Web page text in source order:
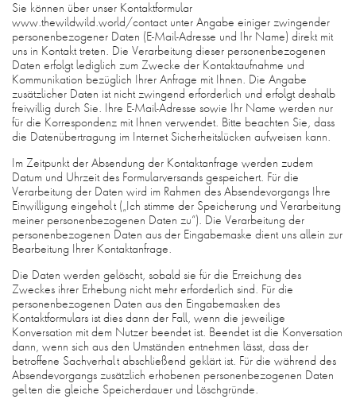
Sie können über unser Kontaktformular
www.thewildwild.world/contact unter Angabe einiger zwingender
personenbezogener Daten (E-Mail-Adresse und Ihr Name) direkt mit
uns in Kontakt treten. Die Verarbeitung dieser personenbezogenen
Daten erfolgt lediglich zum Zwecke der Kontaktaufnahme und
Kommunikation bezüglich Ihrer Anfrage mit Ihnen. Die Angabe
zusätzlicher Daten ist nicht zwingend erforderlich und erfolgt deshalb
freiwillig durch Sie. Ihre E-Mail-Adresse sowie Ihr Name werden nur
für die Korrespondenz mit Ihnen verwendet. Bitte beachten Sie, dass
die Datenübertragung im Internet Sicherheitslücken aufweisen kann.
Im Zeitpunkt der Absendung der Kontaktanfrage werden zudem
Datum und Uhrzeit des Formularversands gespeichert. Für die
Verarbeitung der Daten wird im Rahmen des Absendevorgangs Ihre
Einwilligung eingeholt („Ich stimme der Speicherung und Verarbeitung
meiner personenbezogenen Daten zu“). Die Verarbeitung der
personenbezogenen Daten aus der Eingabemaske dient uns allein zur
Bearbeitung Ihrer Kontaktanfrage.
Die Daten werden gelöscht, sobald sie für die Erreichung des
Zweckes ihrer Erhebung nicht mehr erforderlich sind. Für die
personenbezogenen Daten aus den Eingabemasken des
Kontaktformulars ist dies dann der Fall, wenn die jeweilige
Konversation mit dem Nutzer beendet ist. Beendet ist die Konversation
dann, wenn sich aus den Umständen entnehmen lässt, dass der
betroffene Sachverhalt abschließend geklärt ist. Für die während des
Absendevorgangs zusätzlich erhobenen personenbezogenen Daten
gelten die gleiche Speicherdauer und Löschgründe.